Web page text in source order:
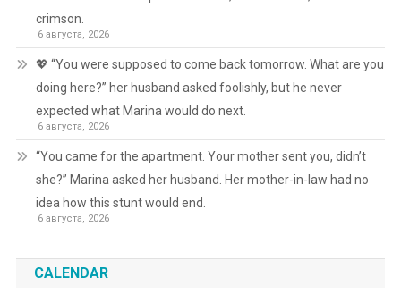
crimson.
6 августа, 2026
💖 “You were supposed to come back tomorrow. What are you
doing here?” her husband asked foolishly, but he never
expected what Marina would do next.
6 августа, 2026
“You came for the apartment. Your mother sent you, didn’t
she?” Marina asked her husband. Her mother-in-law had no
idea how this stunt would end.
6 августа, 2026
CALENDAR